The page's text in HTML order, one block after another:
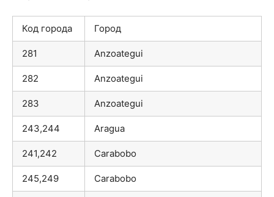
Код города Город
281 Anzoategui
282 Anzoategui
283 Anzoategui
243,244 Aragua
241,242 Carabobo
245,249 Carabobo